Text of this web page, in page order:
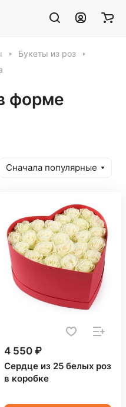
Букеты из роз
форме
Сначала популярные
4 550 ₽
Сердце из 25 белых роз
в коробке